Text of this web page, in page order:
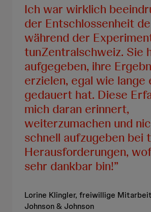
Ich war wirklich
der Entschlossenheit
während der
tunZentralschweiz. Sie
aufgegeben, ihre
erzielen, egal wie lange
gedauert hat. Diese
mich daran erinnert,
weiterzumachen und
schnell aufzugeben bei
Herausforderungen,
sehr dankbar bin!
Lorine Klingler, freiwillige
Johnson & Johnson